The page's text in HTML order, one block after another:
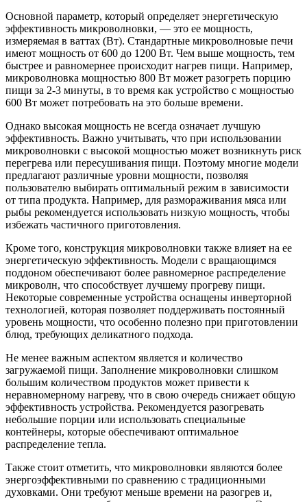
Основной параметр, который определяет энергетическую
эффективность микроволновки, — это ее мощность,
измеряемая в ваттах (Вт). Стандартные микроволновые печи
имеют мощность от 600 до 1200 Вт. Чем выше мощность, тем
быстрее и равномернее происходит нагрев пищи. Например,
микроволновка мощностью 800 Вт может разогреть порцию
пищи за 2-3 минуты, в то время как устройство с мощностью
600 Вт может потребовать на это больше времени.
Однако высокая мощность не всегда означает лучшую
эффективность. Важно учитывать, что при использовании
микроволновки с высокой мощностью может возникнуть риск
перегрева или пересушивания пищи. Поэтому многие модели
предлагают различные уровни мощности, позволяя
пользователю выбирать оптимальный режим в зависимости
от типа продукта. Например, для размораживания мяса или
рыбы рекомендуется использовать низкую мощность, чтобы
избежать частичного приготовления.
Кроме того, конструкция микроволновки также влияет на ее
энергетическую эффективность. Модели с вращающимся
поддоном обеспечивают более равномерное распределение
микроволн, что способствует лучшему прогреву пищи.
Некоторые современные устройства оснащены инверторной
технологией, которая позволяет поддерживать постоянный
уровень мощности, что особенно полезно при приготовлении
блюд, требующих деликатного подхода.
Не менее важным аспектом является и количество
загружаемой пищи. Заполнение микроволновки слишком
большим количеством продуктов может привести к
неравномерному нагреву, что в свою очередь снижает общую
эффективность устройства. Рекомендуется разогревать
небольшие порции или использовать специальные
контейнеры, которые обеспечивают оптимальное
распределение тепла.
Также стоит отметить, что микроволновки являются более
энергоэффективными по сравнению с традиционными
духовками. Они требуют меньше времени на разогрев и,